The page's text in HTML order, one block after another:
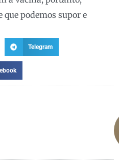
que podemos supor e
Telegram